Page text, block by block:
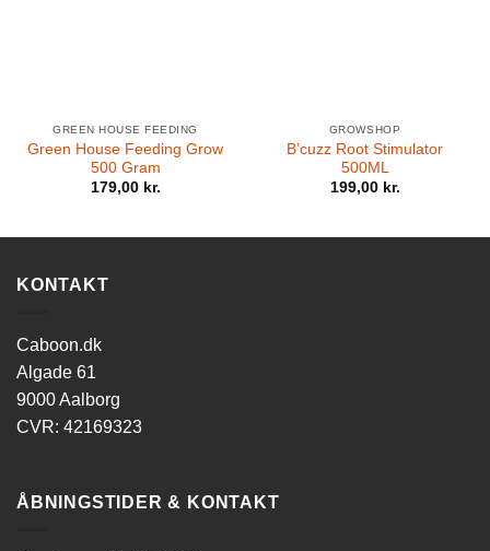
GREEN HOUSE FEEDING
Green House Feeding Grow
500 Gram
179,00 kr.
GROWSHOP
B’cuzz Root Stimulator
500ML
199,00 kr.
KONTAKT
Caboon.dk
Algade 61
9000 Aalborg
CVR: 42169323
ÅBNINGSTIDER & KONTAKT